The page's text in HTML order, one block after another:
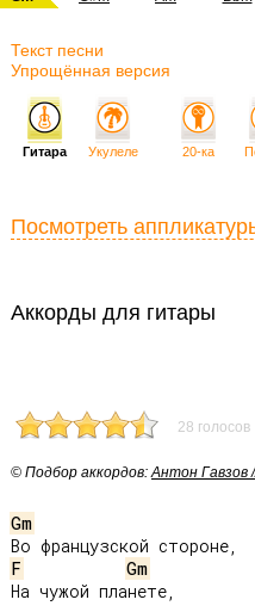
Текст песни
Упрощённая версия
Аккорды для гитары
28 голосов
© Подбор аккордов:Антон
Gm
F
Gm
На чужой планете,
Гитара Укулеле 20-ка
Посмотреть